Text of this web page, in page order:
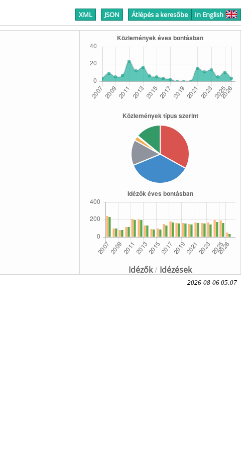
XML JSON Átlépés a keresőbe In English
Idézők/ Idézések
2026-08-06 05:07